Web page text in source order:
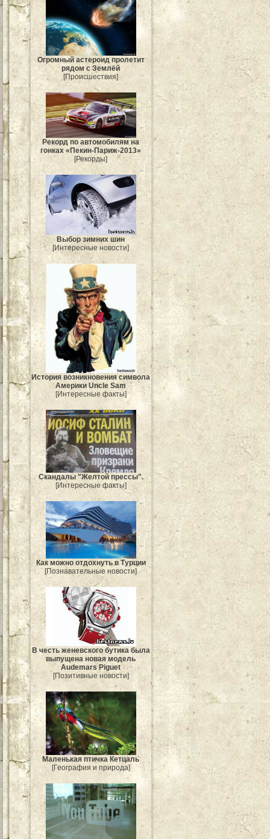
Огромный астероид пролетит
рядом с Землёй
[Происшествия]
Рекорд по автомобилям на
гонках «Пекин-Париж-2013»
[Рекорды]
Выбор зимних шин
[Интересные новости]
История возникновения символа
Америки Uncle Sam
[Интересные факты]
Скандалы "Желтой прессы".
[Интересные факты]
Как можно отдохнуть в Турции
[Познавательные новости]
В честь женевского бутика была
выпущена новая модель
Audemars Piguet
[Позитивные новости]
Маленькая птичка Кетцаль
[География и природа]